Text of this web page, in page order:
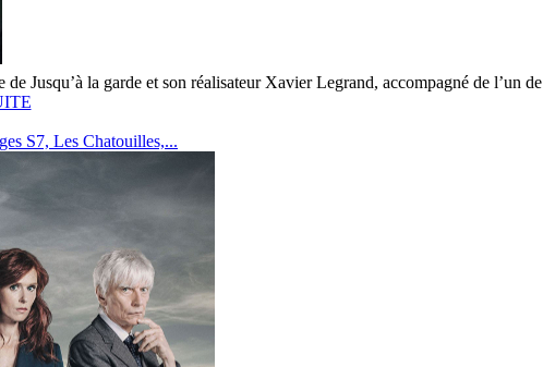
Jusqu’à la garde et son réalisateur Xavier Legrand, accompagné de l’un de
S7, Les Chatouilles,...